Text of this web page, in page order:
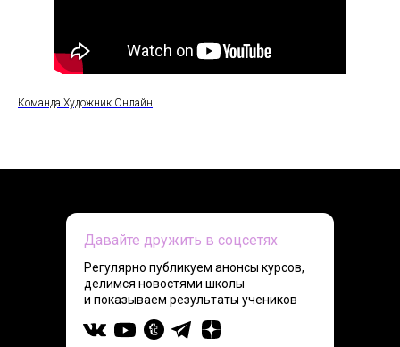
Команда Художник Онлайн
Давайте дружить в соцсетях
Регулярно публикуем анонсы курсов,
делимся новостями школы
и показываем результаты учеников